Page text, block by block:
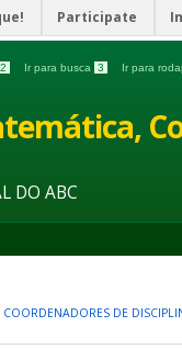
Participate
2 Ir para busca 3 Ir para
DO ABC
COORDENADORES DE